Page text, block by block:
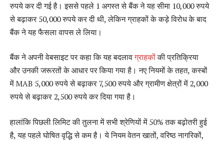
रुपये कर दी गई है। इससे पहले 1 अगस्त से बैंक ने यह सीमा 10,000 रुपये
से बढ़ाकर 50,000 रुपये कर दी थी, लेकिन ग्राहकों के कड़े विरोध के बाद
बैंक ने यह फैसला वापस ले लिया।
बैंक ने अपनी वेबसाइट पर कहा कि यह बदलावग्राहकोंकी प्रतिक्रिया
और उनकी जरूरतों के आधार पर किया गया है। नए नियमों के तहत, कस्बों
में MAB 5,000 रुपये से बढ़ाकर 7,500 रुपये और ग्रामीण क्षेत्रों में 2,000
रुपये से बढ़ाकर 2,500 रुपये कर दिया गया है।
हालांकि पिछली लिमिट की तुलना में सभी श्रेणियों में 50% तक बढ़ोतरी हुई
है, यह पहले घोषित वृद्धि से कम है। ये नियम वेतन खातों, वरिष्ठ नागरिकों,